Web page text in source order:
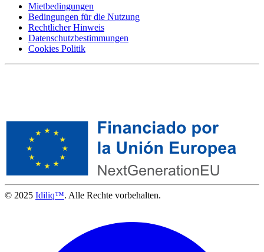
Mietbedingungen
Bedingungen für die Nutzung
Rechtlicher Hinweis
Datenschutzbestimmungen
Cookies Politik
© 2025 Idiliq™. Alle Rechte vorbehalten.